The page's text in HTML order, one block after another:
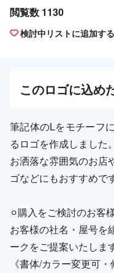
閲覧数 1130
検討中リストに追加する
このロゴに込め
筆記体のLをモチーフ
るロゴを作成しました。
お洒落な雰囲気のお店
ゴなどにもおすすめで
⚪︎購入をご検討のお客
お客様の社名・屋号を
ークをご提案いたします
《書体/カラー変更可